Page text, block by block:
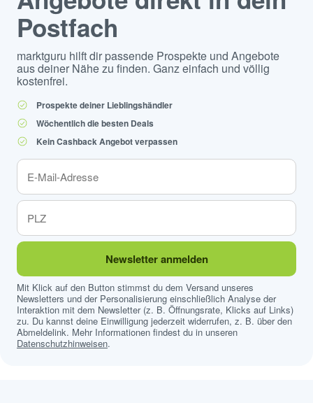
Postfach
marktguru hilft dir passende Prospekte und Angebote
aus deiner Nähe zu finden. Ganz einfach und völlig
kostenfrei.
Prospekte deiner Lieblingshändler
Wöchentlich die besten Deals
Kein Cashback Angebot verpassen
Newsletter anmelden
Mit Klick auf den Button stimmst du dem Versand unseres
Newsletters und der Personalisierung einschließlich Analyse der
Interaktion mit dem Newsletter (z. B. Öffnungsrate, Klicks auf Links)
zu. Du kannst deine Einwilligung jederzeit widerrufen, z. B. über den
Abmeldelink. Mehr Informationen findest du in unseren
Datenschutzhinweisen.